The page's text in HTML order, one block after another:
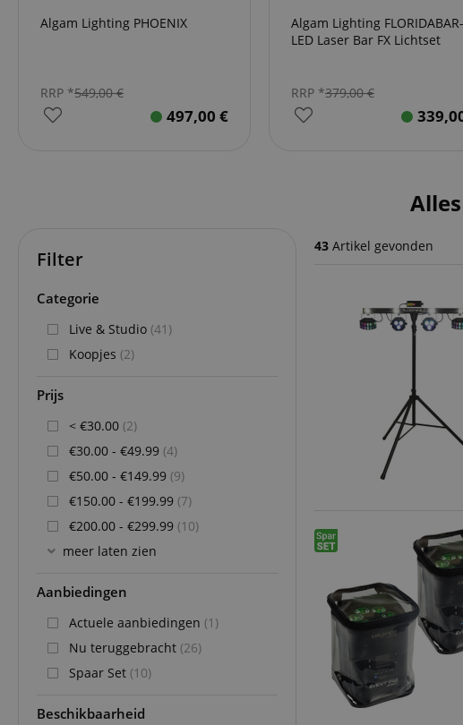
Algam Lighting PHOENIX
RRP *549,00€
497,00 €
Algam Lighting
LED Laser Bar FX Lichtset
RRP *379,00€
Filter
Categorie
Live & Studio (41)
Koopjes (2)
Prijs
< €30.00 (2)
€30.00 - €49.99 (4)
€50.00 - €149.99 (9)
€150.00 - €199.99 (7)
€200.00 - €299.99 (10)
meer laten zien
Aanbiedingen
Actuele aanbiedingen (1)
Nu teruggebracht (26)
Spaar Set (10)
Beschikbaarheid
43 Artikel gevonden